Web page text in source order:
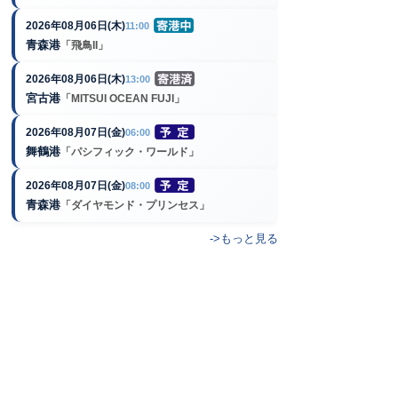
2026年08月06日(木)11:00
青森港 「飛鳥II」
2026年08月06日(木)13:00
宮古港 「MITSUI OCEAN FUJI」
2026年08月07日(金)06:00
舞鶴港 「パシフィック・ワールド」
2026年08月07日(金)08:00
青森港 「ダイヤモンド・プリンセス」
->もっと見る